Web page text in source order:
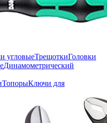
угловыеТрещоткиГоловки
Динамометрический
ТопорыКлючи для